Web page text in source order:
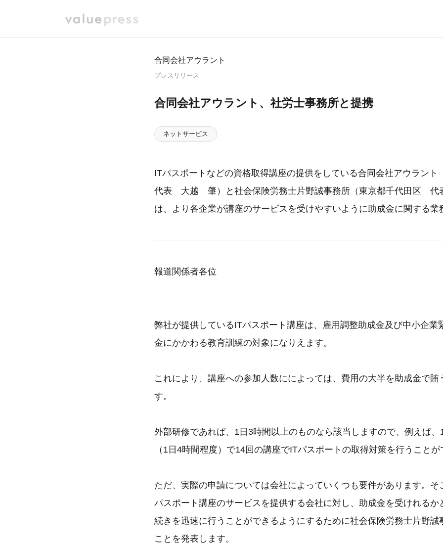
合同会社アウラント
プレスリリース
合同会社アウラント、社労士事務所と提携
ネットサービス
ITパスポートなどの資格取得講座の提供をしている合同会社アウラン
代表 大越 肇）と社会保険労務士片野誠事務所（東京都千代田区
は、より各企業が講座のサービスを受けやすいように助成金に関する業
報道関係者各位
弊社が提供しているITパスポート講座は、雇用調整助成金及び中小企業
金にかかわる教育訓練の対象になりえます。
これにより、講座への参加人数にによっては、費用の大半を助成金で賄
す。
外部研修であれば、1日3時間以上のものなら該当しますので、例えば、
（1日4時間程度）で14回の講座でITパスポートの取得対策を行うことが
ただ、実際の申請については会社によっていくつも要件があります。そ
パスポート講座のサービスを提供する会社に対し、助成金を受けれるか
続きを迅速に行うことができるようにするために社会保険労務士片野誠
ことを発表します。